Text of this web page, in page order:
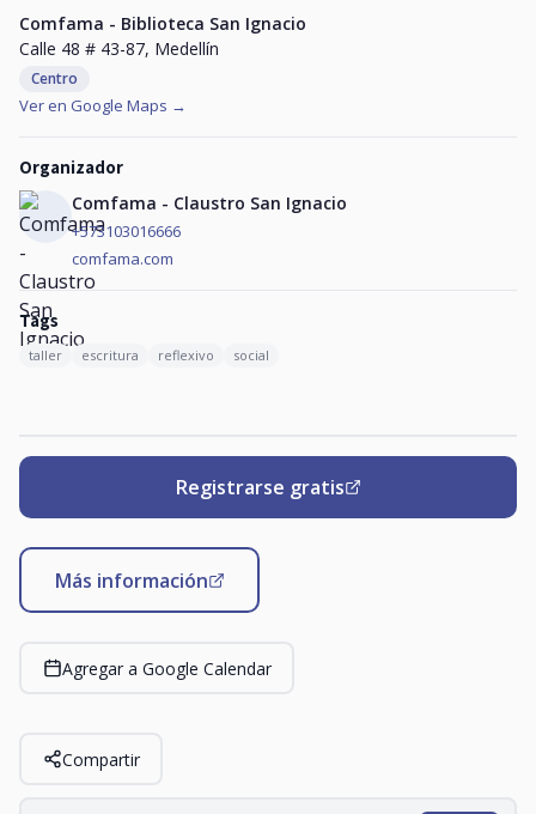
Comfama - Biblioteca San Ignacio
Calle 48 # 43-87, Medellín
Centro
Ver en Google Maps →
Organizador
Comfama - Claustro San Ignacio
+573103016666
comfama.com
Tags
taller escritura reflexivo social
Registrarse gratis
Más información
Agregar a Google Calendar
Compartir